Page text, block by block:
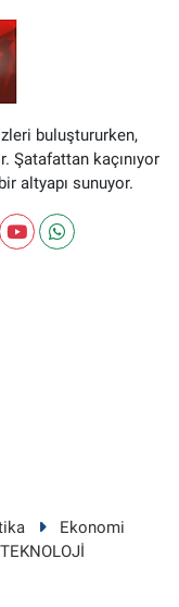
buluştururken,
Şatafattan kaçınıyor
altyapı sunuyor.
Ekonomi
TEKNOLOJİ